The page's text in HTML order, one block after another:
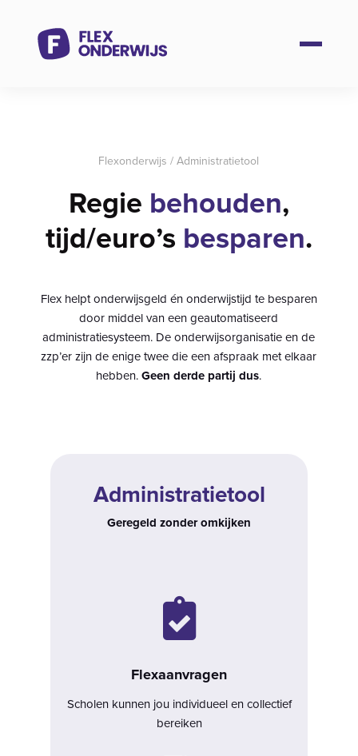
Flexonderwijs /Administratietool
Regie behouden,
tijd/euro’s besparen.
Flex helpt onderwijsgeld én onderwijstijd te besparen
door middel van een geautomatiseerd
administratiesysteem. De onderwijsorganisatie en de
zzp’er zijn de enige twee die een afspraak met elkaar
hebben.Geen derde partij dus.
Administratietool
Geregeld zonder omkijken

Flexaanvragen
Scholen kunnen jou individueel encollectief
bereiken